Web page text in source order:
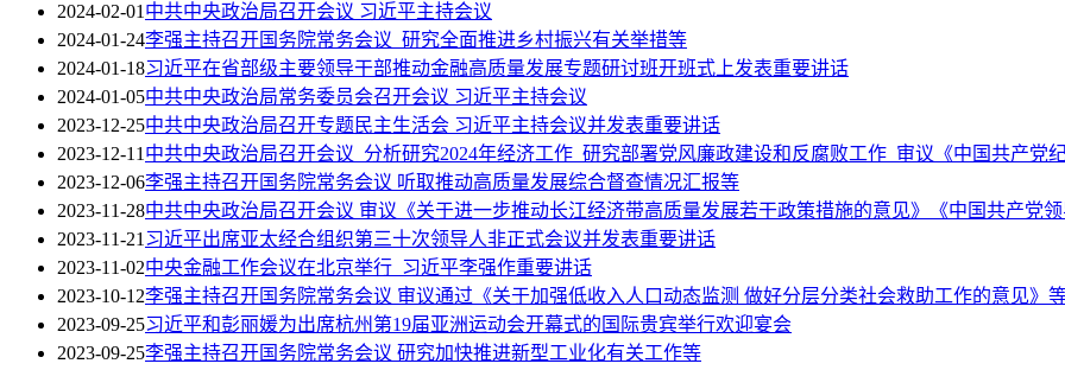
2024-02-01中共中央政治局召开会议 习近平主持会议
2024-01-24李强主持召开国务院常务会议 研究全面推进乡村振兴有关举措等
2024-01-18习近平在省部级主要领导干部推动金融高质量发展专题研讨班开班式上发表重要讲话
2024-01-05中共中央政治局常务委员会召开会议 习近平主持会议
2023-12-25中共中央政治局召开专题民主生活会 习近平主持会议并发表重要讲话
2023-12-11中共中央政治局召开会议 分析研究2024年经济工作 研究部署党风廉政建设和反腐败工作 审议《中国共产党
2023-12-06李强主持召开国务院常务会议 听取推动高质量发展综合督查情况汇报等
2023-11-28中共中央政治局召开会议 审议《关于进一步推动长江经济带高质量发展若干政策措施的意见》《中国共产党
2023-11-21习近平出席亚太经合组织第三十次领导人非正式会议并发表重要讲话
2023-11-02中央金融工作会议在北京举行 习近平李强作重要讲话
2023-10-12李强主持召开国务院常务会议 审议通过《关于加强低收入人口动态监测 做好分层分类社会救助工作的意见》
2023-09-25习近平和彭丽媛为出席杭州第19届亚洲运动会开幕式的国际贵宾举行欢迎宴会
2023-09-25李强主持召开国务院常务会议 研究加快推进新型工业化有关工作等